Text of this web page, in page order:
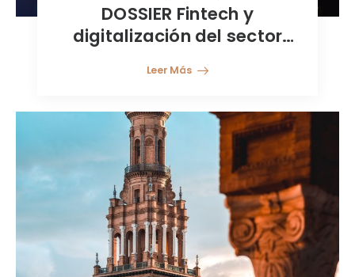
DOSSIER Fintech y
digitalización del sector
Leer Más